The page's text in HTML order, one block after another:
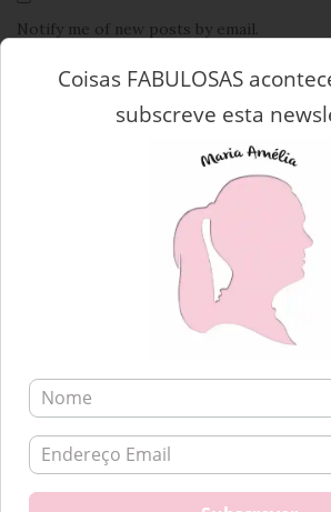
Notify me of new posts by email.
comment data is processed.
Navegação
DECORAÇÃO | NOITE DE PASSAGEM
SALDOS |
Coisas FABULOSAS
subscreve esta